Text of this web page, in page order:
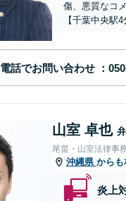
傷、悪質なコ
【千葉中央駅4
電話でお問い合わせ
山室 卓也
尾畠・山室法律事
沖縄県 からも
炎上